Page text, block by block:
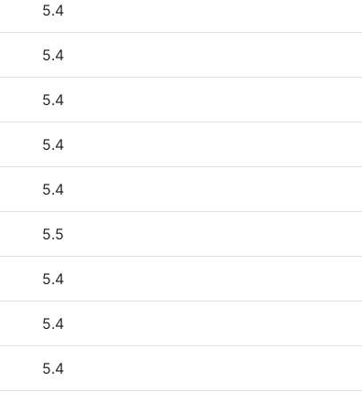
5.4
5.4
5.4
5.4
5.4
5.5
5.4
5.4
5.4